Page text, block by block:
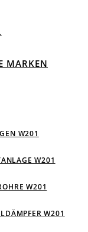
MARKEN
W201
W201
W201
W201